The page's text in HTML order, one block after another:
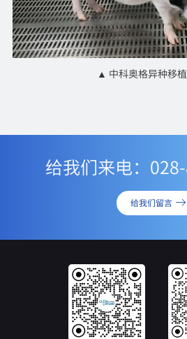
▲ 中科奥格异种移
给我们来电：
给我们留言